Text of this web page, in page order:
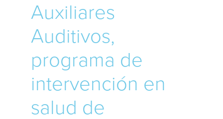
Auxiliares
Auditivos,
programa de
intervención en
salud de